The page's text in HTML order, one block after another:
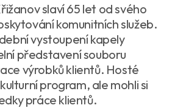
slaví 65 let od svého
komunitních služeb.
vystoupení kapely
představení souboru
výrobků klientů. Hosté
program, ale mohli si
práce klientů.